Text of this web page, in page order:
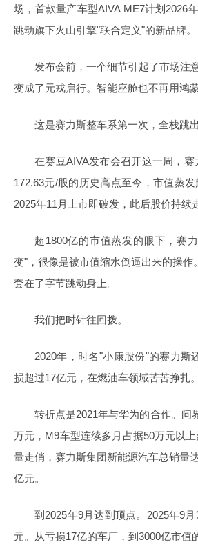
场，首款量产车型AIVA ME7计划2026
跳动旗下火山引擎"联合定义"的新品牌。
发布会前，一个细节引起了市场
变成了元戎启行。智能座舱也不再用鸿
这是赛力斯整车系第一次，全栈跳
在赛豆AIVA发布会召开这一周，
172.63元/股的历史高点至今，市值蒸
2025年11月上市即破发，此后股价持续
超1800亿的市值蒸发的眼下，赛
变"，很像是被市值缩水倒逼出来的操
套在了字节跳动身上。
我们把时针往回拨。
2020年，时名"小康股份"的赛力斯
损超过17亿元，在燃油车领域苦苦挣扎。
转折点是2021年与华为的合作。问
万元，M9车型连续多月占据50万元以
量走俏，赛力斯集团新能源汽车总销量
亿元。
到2025年9月达到顶点。2025年9
元。从亏损17亿的车厂，到3000亿市